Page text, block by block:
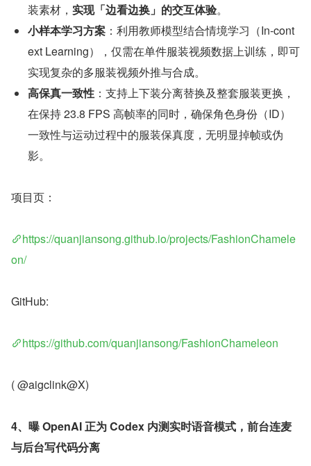
装素材， 实现「边看边换」的交互体验。
小样本学习方案 ：利用教师模型结合情境学习（In-cont
ext Learning），仅需在单件服装视频数据上训练，即可
实现复杂的多服装视频外推与合成。
高保真一致性 ：支持上下装分离替换及整套服装更换，
在保持 23.8 FPS 高帧率的同时，确保角色身份（ID）
一致性与运动过程中的服装保真度，无明显掉帧或伪
影。
项目页：
https://quanjiansong.github.io/projects/FashionChamele
on/
GitHub:
https://github.com/quanjiansong/FashionChameleon
( @aigclink@X)
4、曝 OpenAI 正为 Codex 内测实时语音模式，前台连麦
与后台写代码分离